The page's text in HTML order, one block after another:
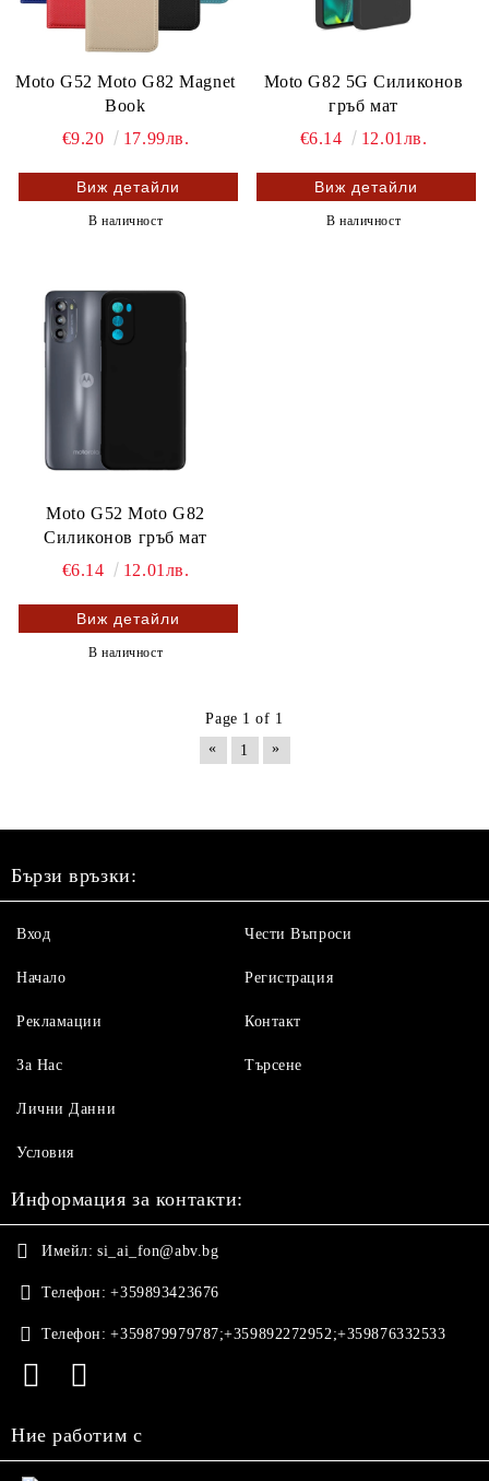
Moto G52 Moto G82 Magnet
Book
€9.20
17.99лв.
Виж детайли
В наличност
Moto G82 5G Силиконов
гръб мат
€6.14
12.01лв.
Виж детайли
В наличност
Moto G52 Moto G82
Силиконов гръб мат
€6.14
12.01лв.
Виж детайли
В наличност
Page 1 of 1
«
1 »
Бързи връзки:
Вход
Начало
Рекламации
За Нас
Чести Въпроси
Регистрация
Контакт
Търсене
Лични Данни
Условия
Информация за контакти:
Имейл: si_ai_fon@abv.bg
Телефон: +359893423676
Телефон: +359879979787;+359892272952;+359876332533
Ние работим с